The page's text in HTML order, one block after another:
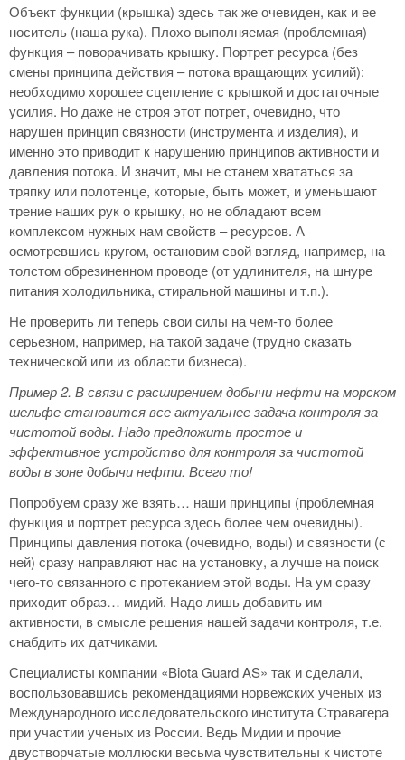
Объект функции (крышка) здесь так же очевиден, как и ее
носитель (наша рука). Плохо выполняемая (проблемная)
функция – поворачивать крышку. Портрет ресурса (без
смены принципа действия – потока вращающих усилий):
необходимо хорошее сцепление с крышкой и достаточные
усилия. Но даже не строя этот потрет, очевидно, что
нарушен принцип связности (инструмента и изделия), и
именно это приводит к нарушению принципов активности и
давления потока. И значит, мы не станем хвататься за
тряпку или полотенце, которые, быть может, и уменьшают
трение наших рук о крышку, но не обладают всем
комплексом нужных нам свойств – ресурсов. А
осмотревшись кругом, остановим свой взгляд, например, на
толстом обрезиненном проводе (от удлинителя, на шнуре
питания холодильника, стиральной машины и т.п.).
Не проверить ли теперь свои силы на чем-то более
серьезном, например, на такой задаче (трудно сказать
технической или из области бизнеса).
Пример 2. В связи с расширением добычи нефти на морском
шельфе становится все актуальнее задача контроля за
чистотой воды. Надо предложить простое и
эффективное устройство для контроля за чистотой
воды в зоне добычи нефти. Всего то!
Попробуем сразу же взять… наши принципы (проблемная
функция и портрет ресурса здесь более чем очевидны).
Принципы давления потока (очевидно, воды) и связности (с
ней) сразу направляют нас на установку, а лучше на поиск
чего-то связанного с протеканием этой воды. На ум сразу
приходит образ… мидий. Надо лишь добавить им
активности, в смысле решения нашей задачи контроля, т.е.
снабдить их датчиками.
Специалисты ком­пании «Biota Guard AS» так и сделали,
воспользовавшись рекомендациями норвежских ученых из
Международного исследовательского института Стравагера
при участии ученых из России. Ведь Мидии и прочие
двустворчатые моллюски весьма чувствительны к чистоте